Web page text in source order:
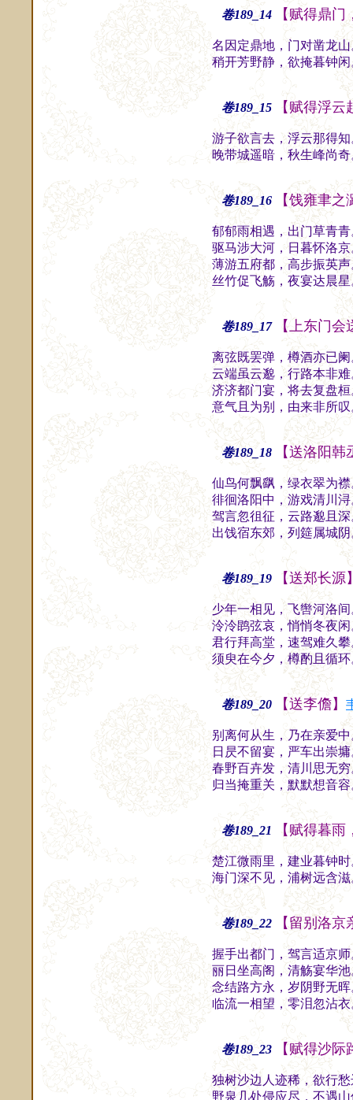
卷189_14 【赋得鼎
名因定鼎地，门对凿龙
稍开芳野静，欲掩暮钟
卷189_15 【赋得浮
游子欲言去，浮云那得
晚带城遥暗，秋生峰尚
卷189_16 【饯雍聿
郁郁雨相遇，出门草青
驱马涉大河，日暮怀洛
薄游五府都，高步振英
丝竹促飞觞，夜宴达晨
卷189_17 【上东门
离弦既罢弹，樽酒亦已
云端虽云邈，行路本非
济济都门宴，将去复盘
意气且为别，由来非所叹
卷189_18 【送洛阳
仙鸟何飘飖，绿衣翠为
徘徊洛阳中，游戏清川
驾言忽徂征，云路邈且
出饯宿东郊，列筵属城
卷189_19 【送郑长源
少年一相见，飞辔河洛
泠泠鹍弦哀，悄悄冬夜
君行拜高堂，速驾难久
须臾在今夕，樽酌且循环
卷189_20 【送李儋】
别离何从生，乃在亲爱
日昃不留宴，严车出崇
春野百卉发，清川思无
归当掩重关，默默想音容
卷189_21 【赋得暮
楚江微雨里，建业暮钟
海门深不见，浦树远含
卷189_22 【留别洛京
握手出都门，驾言适京
丽日坐高阁，清觞宴华
念结路方永，岁阴野无
临流一相望，零泪忽沾衣
卷189_23 【赋得沙
独树沙边人迹稀，欲行
野泉几处侵应尽，不遇